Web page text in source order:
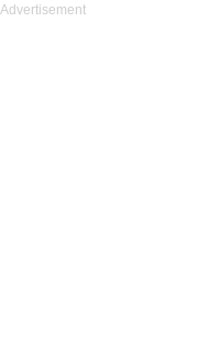
Advertisement